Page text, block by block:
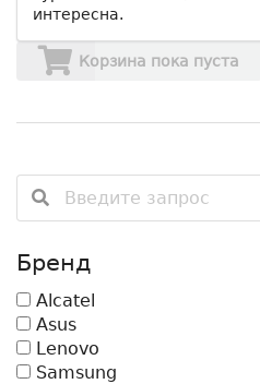
интересна.
Корзина пока пуста
Бренд
Alcatel
Asus
Lenovo
Samsung